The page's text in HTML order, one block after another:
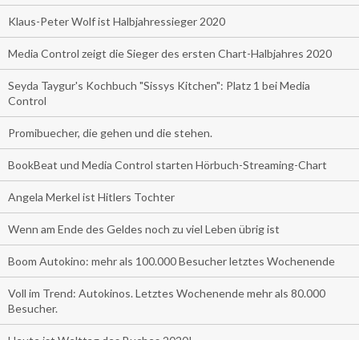
Klaus-Peter Wolf ist Halbjahressieger 2020
Media Control zeigt die Sieger des ersten Chart-Halbjahres 2020
Seyda Taygur's Kochbuch "Sissys Kitchen": Platz 1 bei Media
Control
Promibuecher, die gehen und die stehen.
BookBeat und Media Control starten Hörbuch-Streaming-Chart
Angela Merkel ist Hitlers Tochter
Wenn am Ende des Geldes noch zu viel Leben übrig ist
Boom Autokino: mehr als 100.000 Besucher letztes Wochenende
Voll im Trend: Autokinos. Letztes Wochenende mehr als 80.000
Besucher.